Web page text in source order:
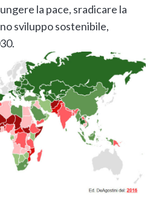
la pace, sradicare la
sviluppo sostenibile,